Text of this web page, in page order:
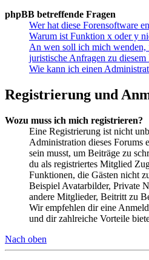
phpBB betreffende Fragen
Wer hat diese Forensoftware
Warum ist Funktion x oder y
An wen soll ich mich wenden,
juristische Anfragen zu
Wie kann ich einen
Registrierung und
Wozu muss ich mich registrieren?
Eine Registrierung ist nicht
Administration dieses Forums
sein musst, um Beiträge zu
du als registriertes Mitglied
Funktionen, die Gästen nicht
Beispiel Avatarbilder, Private
andere Mitglieder, Beitritt zu
Wir empfehlen dir eine
und dir zahlreiche Vorteile
Nach oben